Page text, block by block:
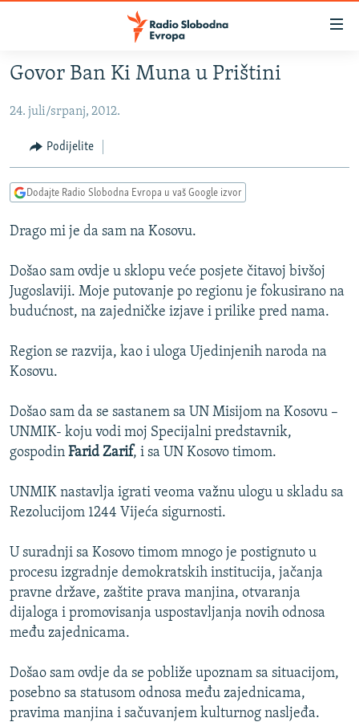
Pređite
na
glavni
sadržaj
Pređite
na
glavnu
navigaciju
Pređite
pretragu
BOSNA I HERCEGOVINA
SRBIJA
KOSOVO
CRNA GORA
VIZUELNO
FOTOGALERIJE
INFOGRAFIKE
RAT U UKRAJINI
KINA NA BALKANU
RSE PRIČE IZ SVIJETA
ISPRIČAJ MI
DNEVNO@RSE
SPECIJALI RSE
VIŠE OD NASLOVA
GENOCID U SREBRENICI
POPLAVE I KLIZIŠTA U BIH 2024.
TV LIBERTY
POST SCRIPTUM
MOJA EVROPA
TRI DECENIJE OD RATA U BIH
SVE KARTE DEJTONA
NASTANAK I RASPAD JUGOSLAVIJE
Sve RFE/RL stranice
Govor Ban Ki Muna u Prištini
24. juli/srpanj, 2012.
Podijelite
Dodajte Radio Slobodna Evropa u vaš Google izvor
Drago mi je da sam na Kosovu.
Došao sam ovdje u sklopu veće posjete čitavoj bivšoj
Jugoslaviji. Moje putovanje po regionu je fokusirano na
budućnost, na zajedničke izjave i prilike pred nama.
Region se razvija, kao i uloga Ujedinjenih naroda na
Kosovu.
Došao sam da se sastanem sa UN Misijom na Kosovu –
UNMIK- koju vodi moj Specijalni predstavnik,
gospodin Farid Zarif, i sa UN Kosovo timom.
UNMIK nastavlja igrati veoma važnu ulogu u skladu sa
Rezolucijom 1244 Vijeća sigurnosti.
U suradnji sa Kosovo timom mnogo je postignuto u
procesu izgradnje demokratskih institucija, jačanja
pravne države, zaštite prava manjina, otvaranja
dijaloga i promovisanja uspostavljanja novih odnosa
među zajednicama.
Došao sam ovdje da se pobliže upoznam sa situacijom,
posebno sa statusom odnosa među zajednicama,
pravima manjina i sačuvanjem kulturnog nasljeđa.